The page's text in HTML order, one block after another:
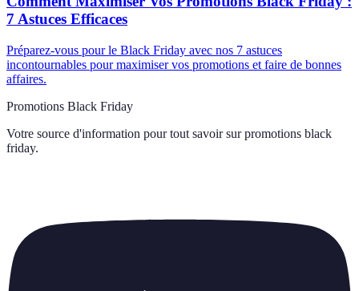
7 Astuces Efficaces
Préparez-vous pour le Black Friday avec nos 7 astuces
incontournables pour maximiser vos promotions et faire de bonnes
affaires.
Promotions Black Friday
Votre source d'information pour tout savoir sur promotions black
friday.